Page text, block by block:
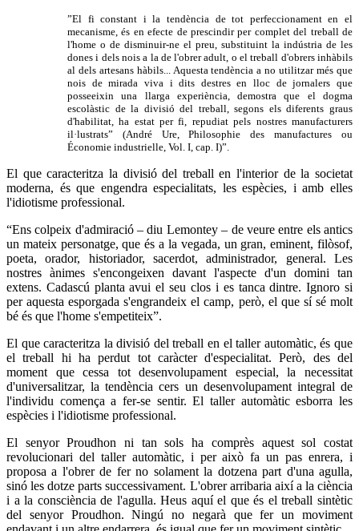
”El fi constant i la tendència de tot perfeccionament en el
mecanisme, és en efecte de prescindir per complet del treball de
l'home o de disminuir-ne el preu, substituint la indústria de les
dones i dels nois a la de l'obrer adult, o el treball d'obrers inhàbils
al dels artesans hàbils... Aquesta tendència a no utilitzar més que
nois de mirada viva i dits destres en lloc de jornalers que
posseeixin una llarga experiència, demostra que el dogma
escolàstic de la divisió del treball, segons els diferents graus
d'habilitat, ha estat per fi, repudiat pels nostres manufacturers
il·lustrats” (André Ure, Philosophie des manufactures ou
Économie industrielle, Vol. I, cap. I)”.
El que caracteritza la divisió del treball en l'interior de la societat
moderna, és que engendra especialitats, les espècies, i amb elles
l'idiotisme professional.
“Ens colpeix d'admiració – diu Lemontey – de veure entre els antics
un mateix personatge, que és a la vegada, un gran, eminent, filòsof,
poeta, orador, historiador, sacerdot, administrador, general. Les
nostres ànimes s'encongeixen davant l'aspecte d'un domini tan
extens. Cadascú planta avui el seu clos i es tanca dintre. Ignoro si
per aquesta esporgada s'engrandeix el camp, però, el que sí sé molt
bé és que l'home s'empetiteix”.
El que caracteritza la divisió del treball en el taller automàtic, és que
el treball hi ha perdut tot caràcter d'especialitat. Però, des del
moment que cessa tot desenvolupament especial, la necessitat
d'universalitzar, la tendència cers un desenvolupament integral de
l'individu comença a fer-se sentir. El taller automàtic esborra les
espècies i l'idiotisme professional.
El senyor Proudhon ni tan sols ha comprès aquest sol costat
revolucionari del taller automàtic, i per això fa un pas enrera, i
proposa a l'obrer de fer no solament la dotzena part d'una agulla,
sinó les dotze parts successivament. L'obrer arribaria així a la ciència
i a la consciència de l'agulla. Heus aquí el que és el treball sintètic
del senyor Proudhon. Ningú no negarà que fer un moviment